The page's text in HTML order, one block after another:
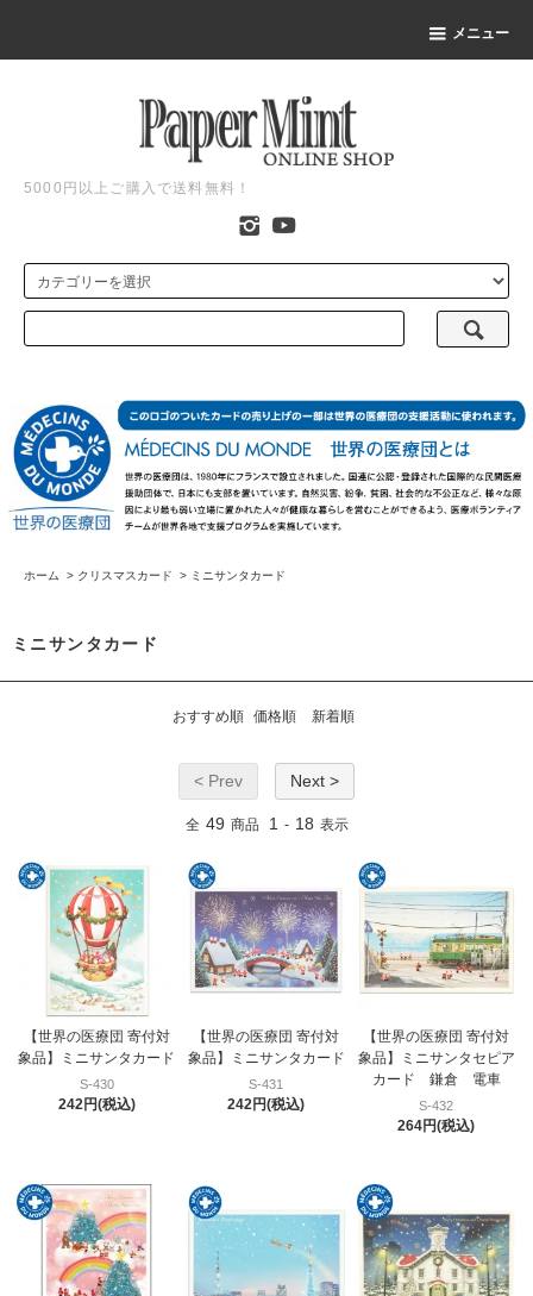
メニュー
5000円以上ご購入で送料無料！
ホーム > クリスマスカード > ミニサンタカード
ミニサンタカード
おすすめ順 価格順 新着順
< Prev Next >
全 49 商品 1 - 18 表示
【世界の医療団 寄付対
象品】ミニサンタカード
S-430
242円(税込)
【世界の医療団 寄付対
象品】ミニサンタカード
S-431
242円(税込)
【世界の医療団 寄付対
象品】ミニサンタセピア
カード 鎌倉 電車
S-432
264円(税込)